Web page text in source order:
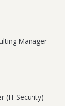
Manager
(IT Security)